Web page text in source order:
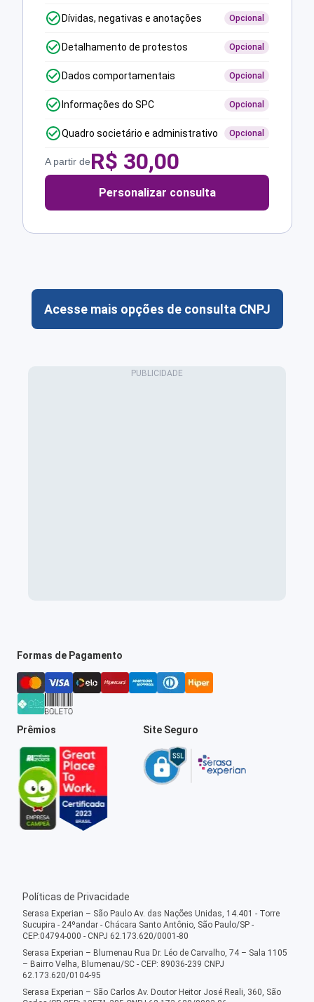
Dívidas, negativas e anotações Opcional
Detalhamento de protestos Opcional
Dados comportamentais Opcional
Informações do SPC Opcional
Quadro societário e administrativo Opcional
A partir deR$ 30,00
Personalizar consulta
Acesse mais opções de consulta CNPJ
Formas de Pagamento
Prêmios Site Seguro
Políticas de Privacidade
Serasa Experian – São Paulo Av. das Nações Unidas, 14.401 - Torre
Sucupira - 24ºandar - Chácara Santo Antônio, São Paulo/SP -
CEP:04794-000 - CNPJ 62.173.620/0001-80
Serasa Experian – Blumenau Rua Dr. Léo de Carvalho, 74 – Sala 1105
– Bairro Velha, Blumenau/SC - CEP: 89036-239 CNPJ
62.173.620/0104-95
Serasa Experian – São Carlos Av. Doutor Heitor José Reali, 360, São